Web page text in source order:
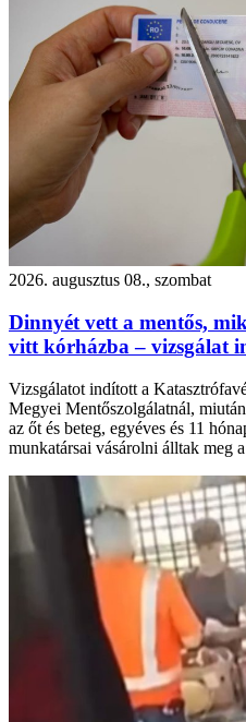
2026. augusztus 08., szombat
Dinnyét vett a mentős,
vitt kórházba – vizsgálat
Vizsgálatot indított a
Megyei Mentőszolgálatnál,
az őt és beteg, egyéves és 11
munkatársai vásárolni álltak meg